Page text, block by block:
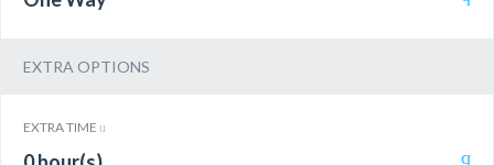
EXTRA OPTIONS
EXTRA TIME